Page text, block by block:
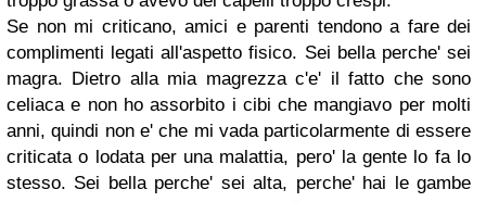
Se non mi criticano, amici e parenti tendono a fare dei
complimenti legati all'aspetto fisico. Sei bella perche' sei
magra. Dietro alla mia magrezza c'e' il fatto che sono
celiaca e non ho assorbito i cibi che mangiavo per molti
anni, quindi non e' che mi vada particolarmente di essere
criticata o lodata per una malattia, pero' la gente lo fa lo
stesso. Sei bella perche' sei alta, perche' hai le gambe